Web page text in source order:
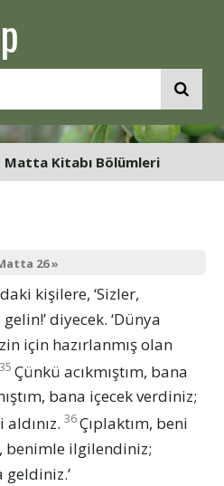
Matta Kitabı Bölümleri
26 »
kişilere, ‘Sizler,
diyecek. ‘Dünya
için hazırlanmış olan
35 Çünkü acıkmıştım, bana
bana içecek verdiniz;
36Çıplaktım, beni
benimle ilgilendiniz;
geldiniz.’